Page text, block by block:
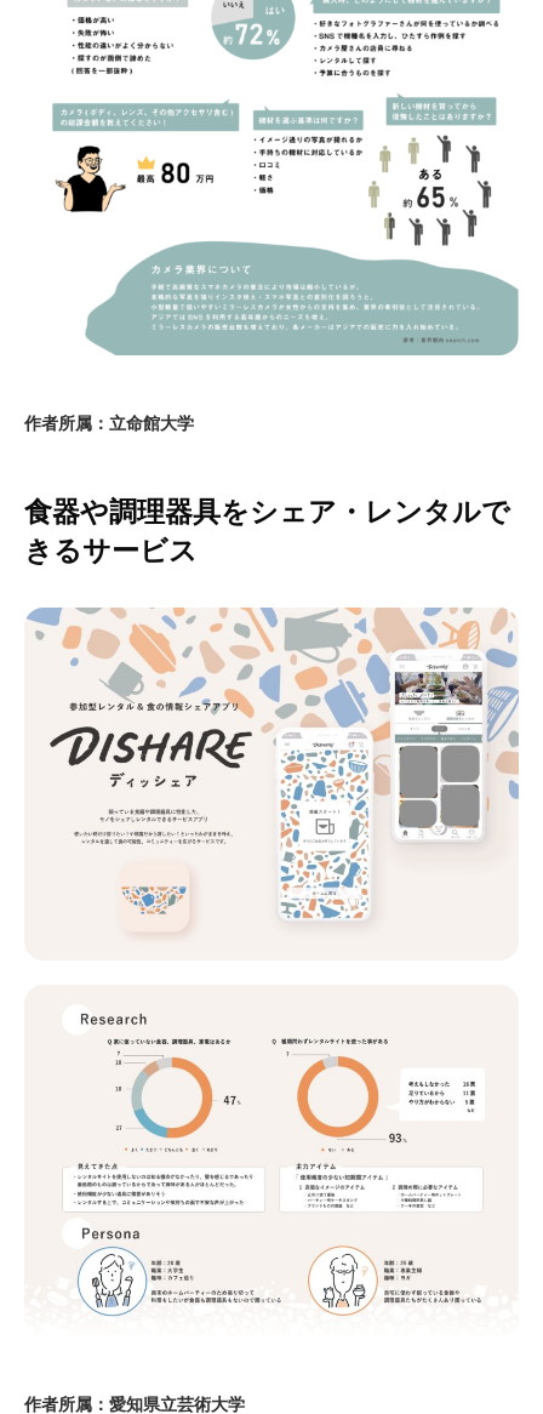
作者所属：立命館大学
食器や調理器具をシェア・レンタルで
きるサービス
作者所属：愛知県立芸術大学